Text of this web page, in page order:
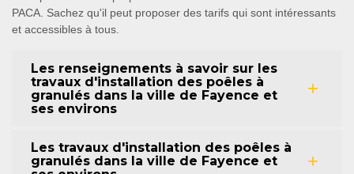
PACA. Sachez qu'il peut proposer des tarifs qui sont intéressants
et accessibles à tous.
Les renseignements à savoir sur les
travaux d'installation des poêles à
granulés dans la ville de Fayence et
ses environs
Les travaux d'installation des poêles à
granulés dans la ville de Fayence et